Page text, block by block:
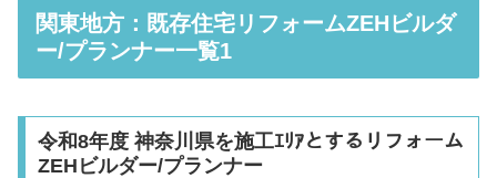
関東地方：既存住宅リフォームZEHビルダ
ー/プランナー一覧1
令和8年度 神奈川県を施工ｴﾘｱとするリフォーム
ZEHビルダー/プランナー